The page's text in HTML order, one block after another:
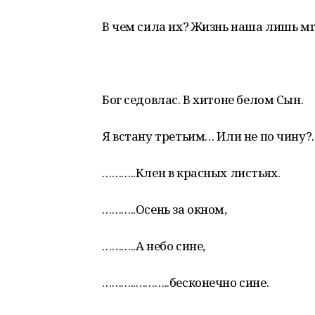
В чем сила их? Жизнь наша лишь
Бог седовлас. В хитоне белом Сын.
Я встану третьим… Или не по
………..Клен в красных листьях.
………..Осень за окном,
………..А небо сине,
………..………..бесконечно сине.